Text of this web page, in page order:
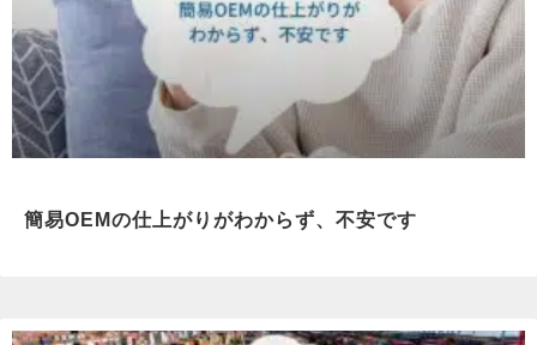
簡易OEMの仕上がりがわからず、不安です